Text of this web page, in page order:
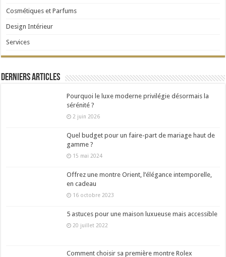
Cosmétiques et Parfums
Design Intérieur
Services
Derniers articles
Pourquoi le luxe moderne privilégie désormais la
sérénité ?
2 juin 2026
Quel budget pour un faire-part de mariage haut de
gamme ?
15 mai 2024
Offrez une montre Orient, l’élégance intemporelle,
en cadeau
16 octobre 2023
5 astuces pour une maison luxueuse mais accessible
20 juillet 2022
Comment choisir sa première montre Rolex